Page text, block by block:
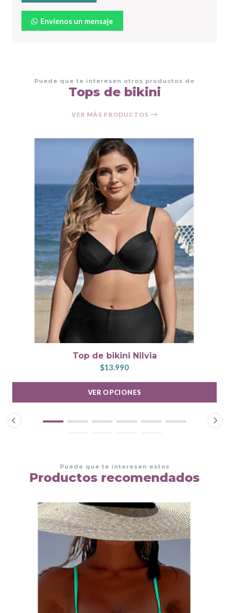
Envíenos un mensaje
Puede que te interesen otros productos de
Tops de bikini
VER MÁS PRODUCTOS
Top de bikini Nilvia
$13.990
VER OPCIONES
Puede que te interesen estos
Productos recomendados